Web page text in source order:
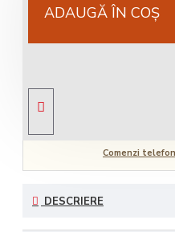
ADAUGĂ ÎN COŞ
Cost livrare
Comenzi
DESCRIERE